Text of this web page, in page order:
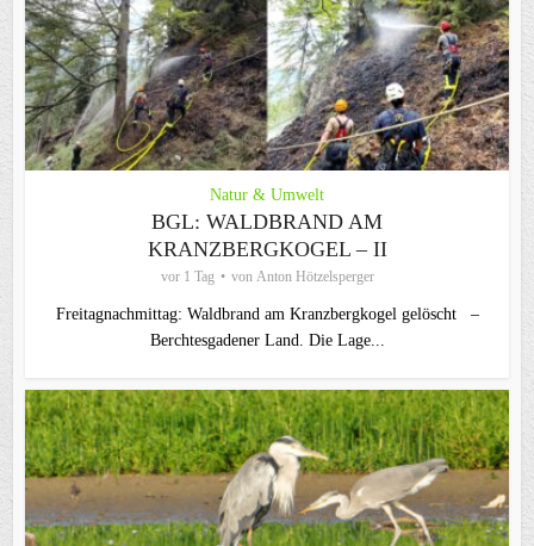
Natur & Umwelt
BGL: WALDBRAND AM
KRANZBERGKOGEL – II
vor 1 Tag von Anton Hötzelsperger
Freitagnachmittag: Waldbrand am Kranzbergkogel gelöscht –
Berchtesgadener Land. Die Lage...